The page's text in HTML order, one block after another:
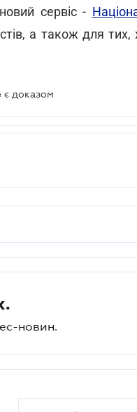
сервіс -
а також для
є доказом
новин.